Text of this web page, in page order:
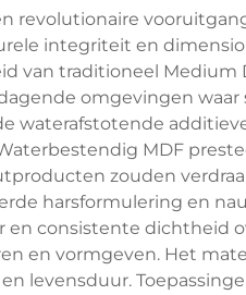
revolutionaire
integriteit en
van traditioneel
omgevingen
waterafstotende
MDF
zouden
harsformulering en
consistente dichtheid
en vormgeven. Het
levensduur.